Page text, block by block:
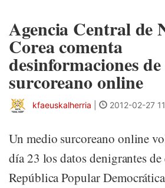
Agencia Central de
Corea comenta
desinformaciones
surcoreano online
kfaeuskalherria 2012-02-27
Un medio surcoreano online
día 23 los datos denigrantes de
República Popular